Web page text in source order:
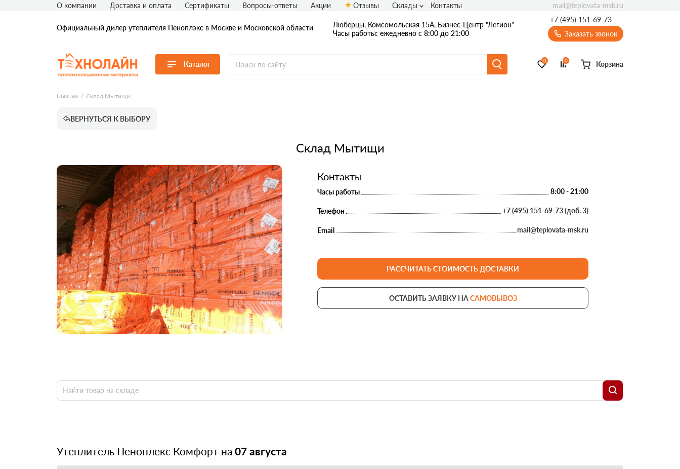
Официальный дилер утеплителя Пеноплэкс в Москве и Московской области
Люберцы, Комсомольская 15А, Бизнес-Центр "Легион"
Часы работы: ежедневно с 8:00 до 21:00
+7 (495) 151-69-73
Заказать звонок
Каталог
Перейти в каталог
Продуктовые линейки
Пеноплэкс Фасад
Пеноплэкс ГЕО
Пеноплэкс Кровля
Пеноплэкс Экстрим
Сопутствующие товары Penoplex
Для труб
60
0 0 Корзина
О компании Доставка и оплата Сертификаты Вопросы-ответы Акции Отзывы Склады Контакты mail@teplovata-msk.ru
Главная Склад Мытищи
ВЕРНУТЬСЯ К ВЫБОРУ
Склад Мытищи
Контакты
Часы работы 8:00 - 21:00
Телефон +7 (495) 151-69-73 (доб. 3)
Email mail@teplovata-msk.ru
РАССЧИТАТЬ СТОИМОСТЬ ДОСТАВКИ
ОСТАВИТЬ ЗАЯВКУ НА САМОВЫВОЗ
Утеплитель Пеноплекс Комфорт на 07 августа